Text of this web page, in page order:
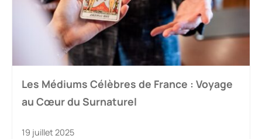
Les Médiums Célèbres de France : Voyage
au Cœur du Surnaturel
19 juillet 2025